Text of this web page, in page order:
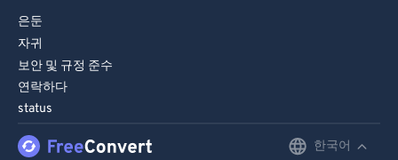
은둔
자귀
보안 및 규정 준수
연락하다
status
한국어